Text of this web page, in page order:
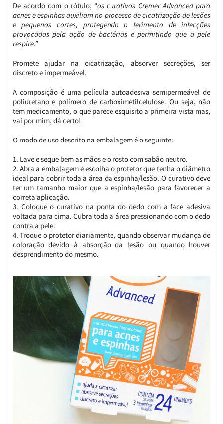
De acordo com o rótulo, “os curativos Cremer Advanced para
acnes e espinhas auxiliam no processo de cicatrização de lesões
e pequenos cortes, protegendo o ferimento de infecções
provocadas pela ação de bactérias e permitindo que a pele
respire.”
Promete ajudar na cicatrização, absorver secreções, ser
discreto e impermeável.
A composição é uma película autoadesiva semipermeável de
poliuretano e polímero de carboximetilcelulose. Ou seja, não
tem medicamento, o que parece esquisito a primeira vista mas,
vai por mim, dá certo!
O modo de uso descrito na embalagem é o seguinte:
Lave e seque bem as mãos e o rosto com sabão neutro.
Abra a embalagem e escolha o protetor que tenha o diâmetro
ideal para cobrir toda a área da espinha/lesão. O curativo deve
ter um tamanho maior que a espinha/lesão para favorecer a
correta aplicação.
Coloque o curativo na ponta do dedo com a face adesiva
voltada para cima. Cubra toda a área pressionando com o dedo
contra a pele.
Troque o protetor diariamente, quando observar mudança de
coloração devido à absorção da lesão ou quando houver
desprendimento do mesmo.